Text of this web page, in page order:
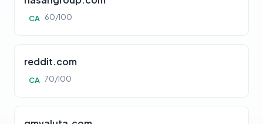
CA 60/100
reddit.com
CA 70/100